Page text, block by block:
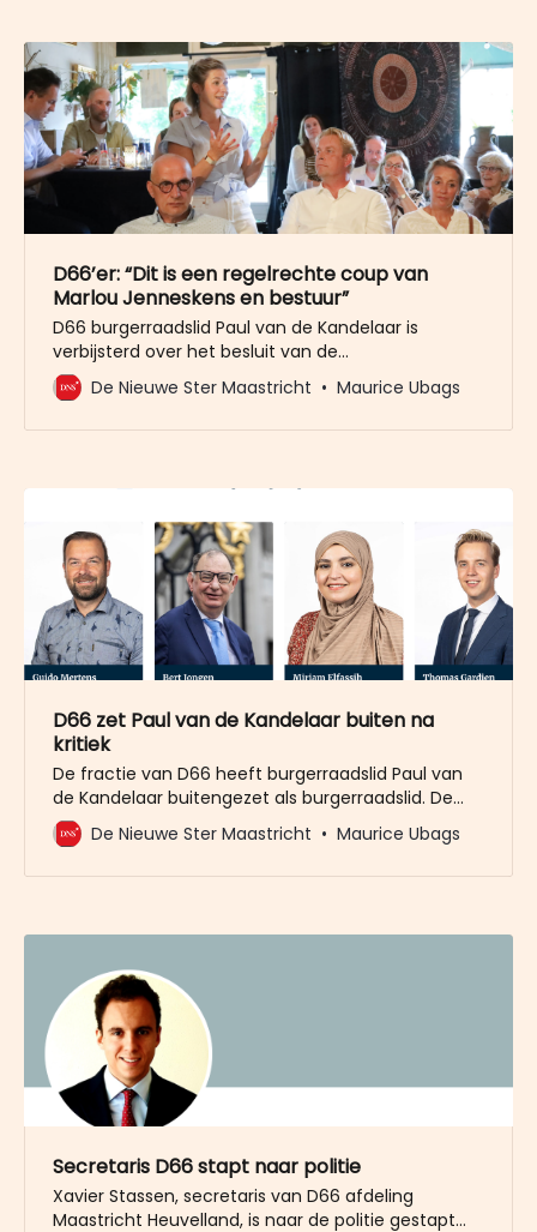
D66’er: “Dit is een regelrechte coup van
Marlou Jenneskens en bestuur”
D66 burgerraadslid Paul van de Kandelaar is
verbijsterd over het besluit van de
lijstadviescommissie om zittend wethouder Johan
Pas niet meer op de kieslijst te zetten. “Dit is een
De Nieuwe Ster Maastricht Maurice Ubags
D66 zet Paul van de Kandelaar buiten na
kritiek
De fractie van D66 heeft burgerraadslid Paul van
de Kandelaar buitengezet als burgerraadslid. De
fractie van D66 Maastricht heeft met
verontwaardiging kennisgenomen van de uitingen
De Nieuwe Ster Maastricht Maurice Ubags
Secretaris D66 stapt naar politie
Xavier Stassen, secretaris van D66 afdeling
Maastricht Heuvelland, is naar de politie gestapt